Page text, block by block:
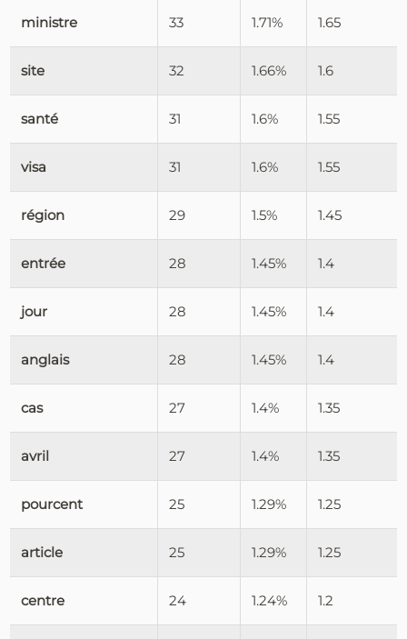
ministre 33 1.71% 1.65
site 32 1.66% 1.6
santé 31 1.6% 1.55
visa 31 1.6% 1.55
région 29 1.5% 1.45
entrée 28 1.45% 1.4
jour 28 1.45% 1.4
anglais 28 1.45% 1.4
cas 27 1.4% 1.35
avril 27 1.4% 1.35
pourcent 25 1.29% 1.25
article 25 1.29% 1.25
centre 24 1.24% 1.2